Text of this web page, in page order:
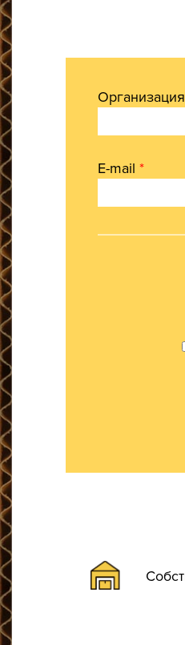
Организация
E-mail *